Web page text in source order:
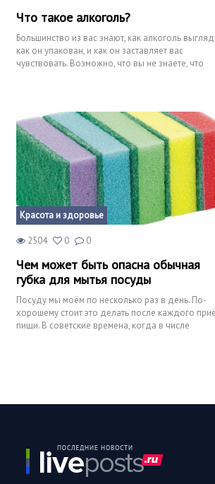
Что такое алкоголь?
Большинство из вас знают, как алкоголь
как он упакован, и как он заставляет вас
чувствовать. Возможно, что вы не знаете, что
Красота и здоровье
2504 0 0
Чем может быть опасна обычная
губка для мытья посуды
Посуду мы моём по несколько раз в день. По-
хорошему стоит это делать после каждого
пищи. В советские времена, когда в числе